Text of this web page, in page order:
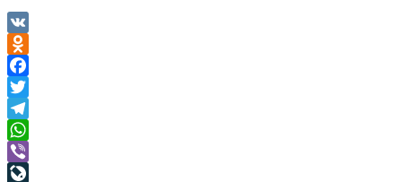
VK
Odnoklassniki
Facebook
Twitter
Telegram
WhatsApp
Viber